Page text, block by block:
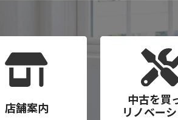
店舗案内
中古を買
リノベー